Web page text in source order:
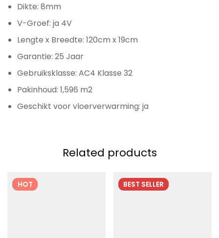
Dikte: 8mm
V-Groef: ja 4V
Lengte x Breedte: 120cm x 19cm
Garantie: 25 Jaar
Gebruiksklasse: AC4 Klasse 32
Pakinhoud: 1,596 m2
Geschikt voor vloerverwarming: ja
Related products
HOT BEST SELLER